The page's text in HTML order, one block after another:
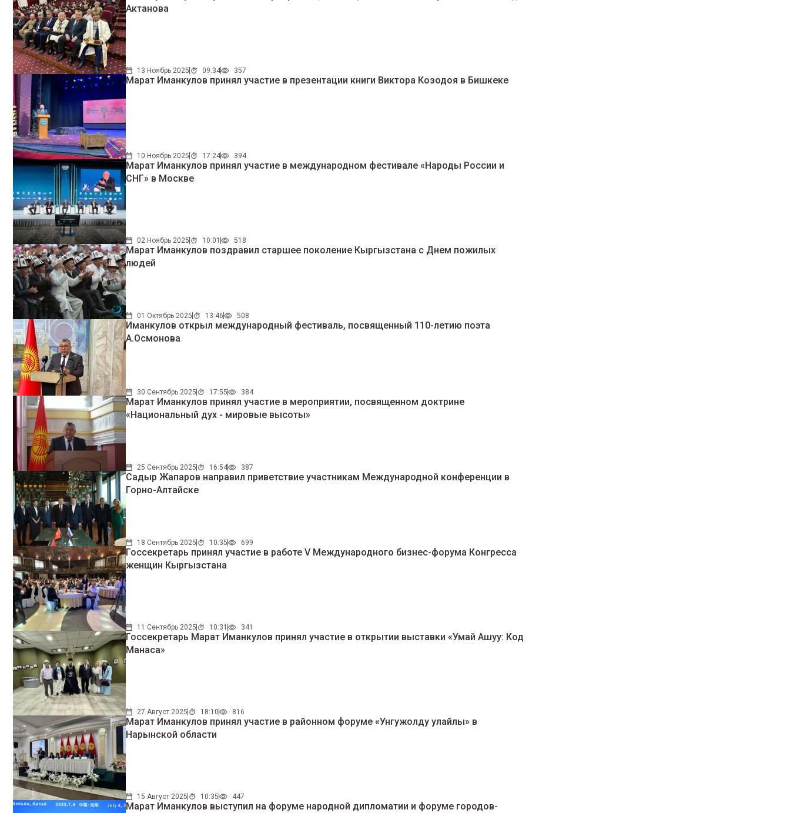
Актанова
13 Ноябрь 2025 09:34 357
Марат Иманкулов принял участие в презентации книги Виктора Козодоя в Бишкеке
10 Ноябрь 2025 17:24 394
Марат Иманкулов принял участие в международном фестивале «Народы России и
СНГ» в Москве
02 Ноябрь 2025 10:01 518
Марат Иманкулов поздравил старшее поколение Кыргызстана с Днем пожилых
людей
01 Октябрь 2025 13:46 508
Иманкулов открыл международный фестиваль, посвященный 110-летию поэта
А.Осмонова
30 Сентябрь 2025 17:55 384
Марат Иманкулов принял участие в мероприятии, посвященном доктрине
«Национальный дух - мировые высоты»
25 Сентябрь 2025 16:54 387
Садыр Жапаров направил приветствие участникам Международной конференции в
Горно-Алтайске
18 Сентябрь 2025 10:35 699
Госсекретарь принял участие в работе V Международного бизнес-форума Конгресса
женщин Кыргызстана
11 Сентябрь 2025 10:31 341
Госсекретарь Марат Иманкулов принял участие в открытии выставки «Умай Ашуу: Код
Манаса»
27 Август 2025 18:10 816
Марат Иманкулов принял участие в районном форуме «Унгужолду улайлы» в
Нарынской области
15 Август 2025 10:35 447
Марат Иманкулов выступил на форуме народной дипломатии и форуме городов-